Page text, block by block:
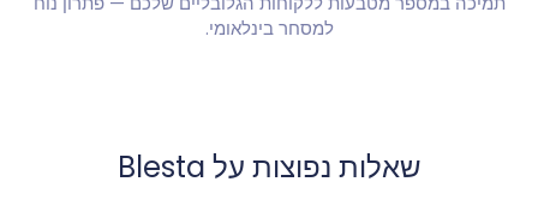
למסחר בינלאומי.
שאלות נפוצות על Blesta